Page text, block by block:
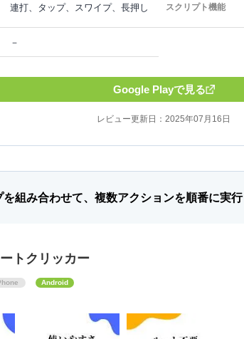
連打、タップ、スワイプ、長押し スクリプト機能
－
Google Playで見る
レビュー更新日：2025年07月16日
を組み合わせて、複数アクションを順番に実行
トクリッカー
Android